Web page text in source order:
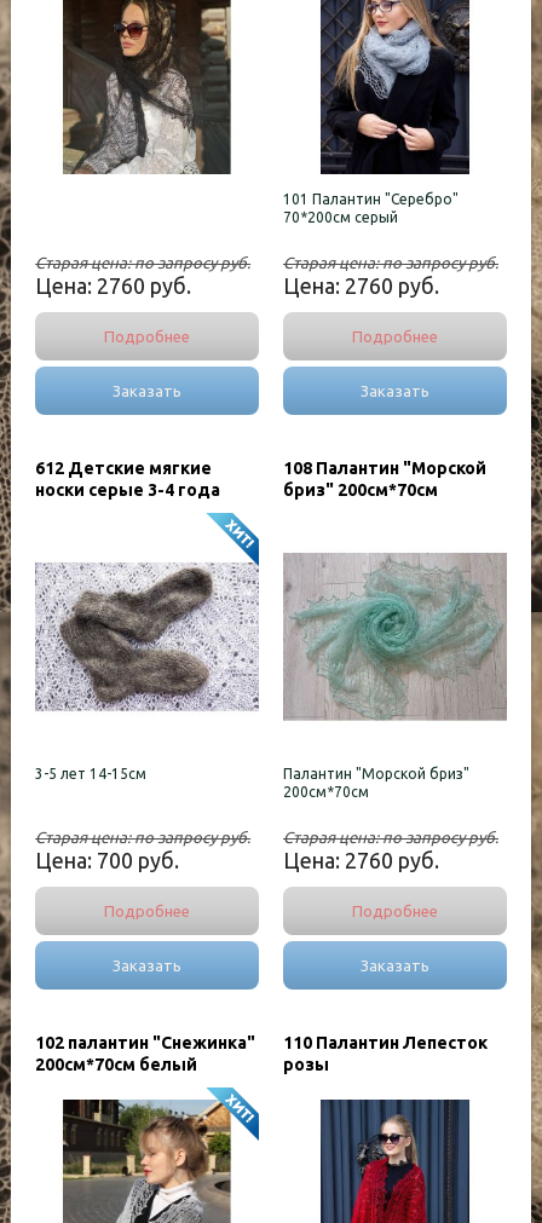
Старая цена:по запросуруб.
Цена: 2760 руб.
Подробнее
Заказать
101 Палантин "Серебро"
70*200см серый
Старая цена:по запросуруб.
Цена: 2760 руб.
Подробнее
Заказать
612 Детские мягкие
носки серые 3-4 года
3-5 лет 14-15см
Старая цена:по запросуруб.
Цена: 700 руб.
Подробнее
Заказать
108 Палантин "Морской
бриз" 200см*70см
Палантин "Морской бриз"
200см*70см
Старая цена:по запросуруб.
Цена: 2760 руб.
Подробнее
Заказать
102 палантин "Снежинка"
200см*70см белый
110 Палантин Лепесток
розы